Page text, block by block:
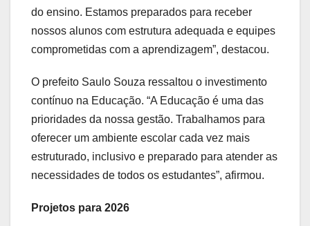
do ensino. Estamos preparados para receber
nossos alunos com estrutura adequada e equipes
comprometidas com a aprendizagem”, destacou.
O prefeito Saulo Souza ressaltou o investimento
contínuo na Educação. “A Educação é uma das
prioridades da nossa gestão. Trabalhamos para
oferecer um ambiente escolar cada vez mais
estruturado, inclusivo e preparado para atender as
necessidades de todos os estudantes”, afirmou.
Projetos para 2026